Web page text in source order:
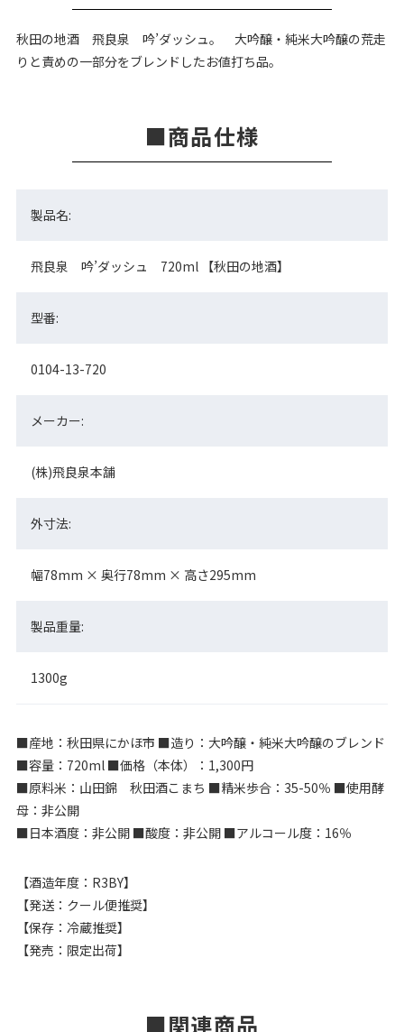
秋田の地酒 飛良泉 吟’ダッシュ。 大吟醸・純米大吟醸の荒走
りと責めの一部分をブレンドしたお値打ち品。
商品仕様
製品名:
飛良泉 吟’ダッシュ 720ml 【秋田の地酒】
型番:
0104-13-720
メーカー:
(株)飛良泉本舗
外寸法:
幅78mm × 奥行78mm × 高さ295mm
製品重量:
1300g
■産地：秋田県にかほ市 ■造り：大吟醸・純米大吟醸のブレンド
■容量：720ml ■価格（本体）：1,300円
■原料米：山田錦 秋田酒こまち ■精米歩合：35-50％ ■使用酵
母：非公開
■日本酒度：非公開 ■酸度：非公開 ■アルコール度：16％
【酒造年度：R3BY】
【発送：クール便推奨】
【保存：冷蔵推奨】
【発売：限定出荷】
関連商品